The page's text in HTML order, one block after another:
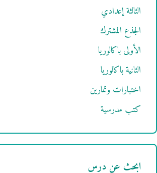
الثالثة إعدادي
الجذع المشترك
الأولى باكالوريا
الثانية باكالوريا
اختبارات وتمارين
كتب مدرسية
ابحث عن درس